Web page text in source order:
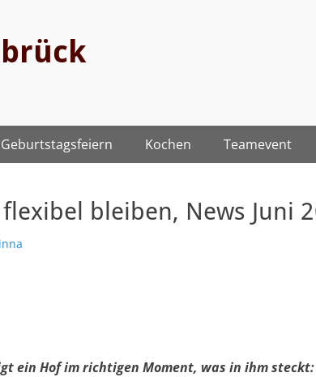
Geburtstagsfeiern Kochen Teamevent
bleiben, News Juni
ein Hof im richtigen Moment, was in ihm steckt: